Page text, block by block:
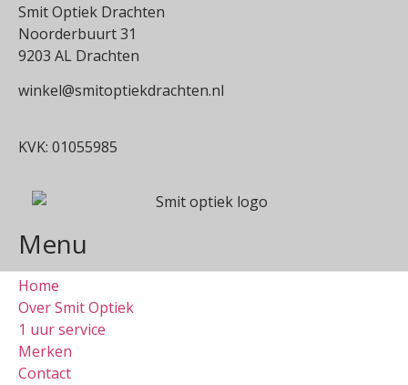
Smit Optiek Drachten
Noorderbuurt 31
9203 AL Drachten
winkel@smitoptiekdrachten.nl
KVK: 01055985
Menu
Home
Over Smit Optiek
1 uur service
Merken
Contact